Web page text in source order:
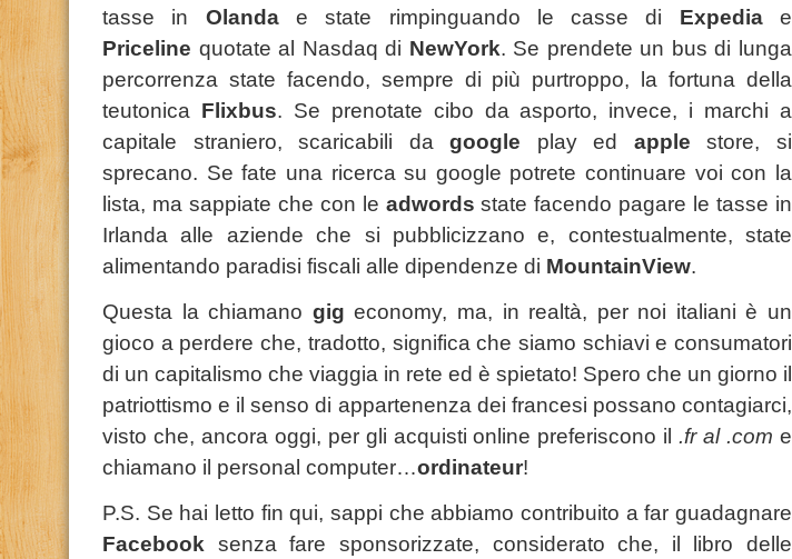
tasse in Olanda e state rimpinguando le casse di Expedia
e
Priceline quotate al Nasdaq di NewYork. Se prendete un bus di lunga
percorrenza state facendo, sempre di più purtroppo, la fortuna della
teutonica Flixbus. Se prenotate cibo da asporto, invece, i marchi a
capitale straniero, scaricabili dagoogle play ed apple
store, si
sprecano. Se fate una ricerca su google potrete continuare voi con la
lista, ma sappiate che con le adwords state facendo pagare le tasse in
Irlanda alle aziende che si pubblicizzano e, contestualmente, state
alimentando paradisi fiscali alle dipendenze di MountainView.
Questa la chiamano gig economy, ma, in realtà, per noi italiani è un
gioco a perdere che, tradotto, significa che siamo schiavi e consumatori
di un capitalismo che viaggia in rete ed è spietato! Spero che un giorno il
patriottismo e il senso di appartenenza dei francesi possano contagiarci,
visto che, ancora oggi, per gli acquisti online preferiscono il .fr al .com e
chiamano il personal computer…ordinateur!
P.S. Se hai letto fin qui, sappi che abbiamo contribuito a far guadagnare
Facebook
senza fare sponsorizzate, considerato che, il libro delle